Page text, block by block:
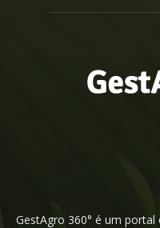
GestAgro 360° é um